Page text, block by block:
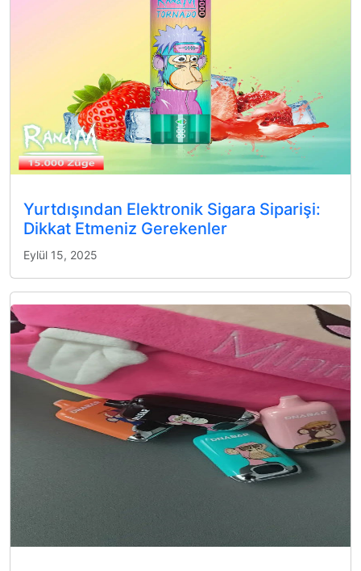
Yurtdışından Elektronik Sigara Siparişi:
Dikkat Etmeniz Gerekenler
Eylül 15, 2025